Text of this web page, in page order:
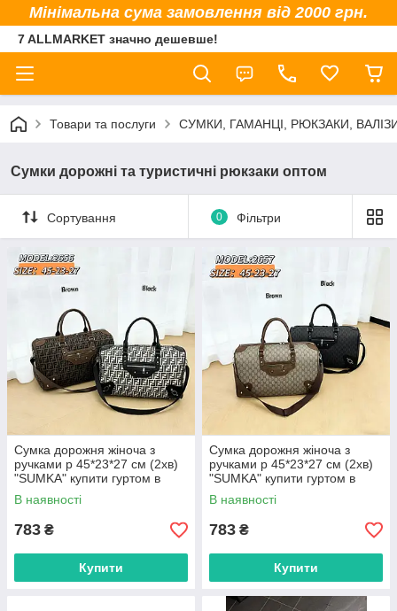
Мінімальна сума замовлення від 2000 грн.
7 ALLMARKET значно дешевше!
Товари та послуги СУМКИ, ГАМАНЦІ, РЮКЗАКИ,
Сумки дорожні та туристичні рюкзаки оптом
Сортування 0 Фільтри
Сумка дорожня жіноча з
ручками р 45*23*27 см (2хв)
"SUMKA" купити гуртом в
Одесі на 7 км
В наявності
783 ₴
Купити
Сумка дорожня жіноча з
ручками р 45*23*27 см (2хв)
"SUMKA" купити гуртом в
Одесі на 7 км
В наявності
783 ₴
Купити